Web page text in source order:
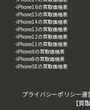
-iPhone16の買取価格表
-iPhone15の買取価格表
-iPhone14の買取価格表
-iPhone13の買取価格表
-iPhone12の買取価格表
-iPhone11の買取価格表
-iPhoneXの買取価格表
-iPhone8の買取価格表
-iPhoneSEの買取価格表
プライバシーポリシー運
【買